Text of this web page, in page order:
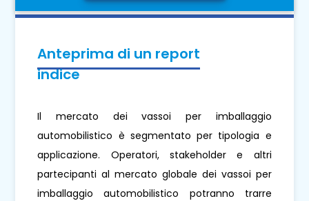
Anteprima di un report
indice
Il mercato dei vassoi per imballaggio
automobilistico è segmentato per tipologia e
applicazione. Operatori, stakeholder e altri
partecipanti al mercato globale dei vassoi per
imballaggio automobilistico potranno trarre